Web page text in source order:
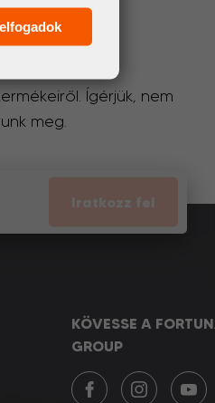
Ígérjük, nem
meg.
Iratkozz fel
KÖVESSE A
GROUP